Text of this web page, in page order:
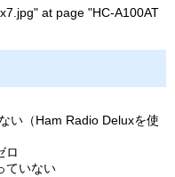
at page "HC-A100AT
い（Ham Radio Deluxを使
ロ
ていない